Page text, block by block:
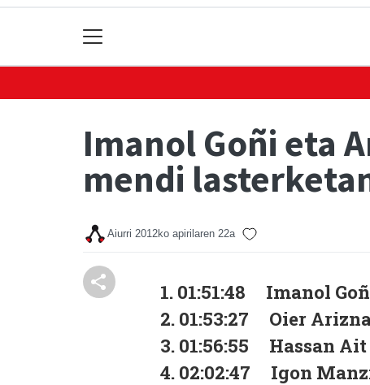
Imanol Goñi eta
mendi
Aiurri 2012ko apirilaren 22a
1. 01:51:48 Imanol
2. 01:53:27 Oier
3. 01:56:55 Hassan
4. 02:02:47 Igon